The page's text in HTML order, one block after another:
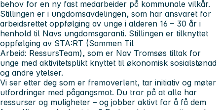
behov for en ny fast medarbeider på kommunale vilkår.
Stillingen er i ungdomsavdelingen, som har ansvaret for
arbeidsrettet oppfølging av unge i alderen 16 – 30 år i
henhold til Navs ungdomsgaranti. Stillingen er tilknyttet
oppfølging av STA:RT (Sammen Til
Arbeid: RessursTeam), som er Nav Tromsøs tiltak for
unge med aktivitetsplikt knyttet til økonomisk sosialstønad
og andre ytelser.
Vi ser etter deg som er fremoverlent, tar initiativ og møter
utfordringer med pågangsmot. Du tror på at alle har
ressurser og muligheter – og jobber aktivt for å få dem